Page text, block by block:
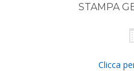
STAMPA
Clicca